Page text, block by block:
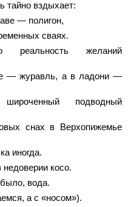
тайно вздыхает:
— полигон,
сваях.
реальность желаний
— журавль, а в ладони —
подводный
снах в Верхопижемье
иногда.
косо.
было, вода.
а с «носом»).